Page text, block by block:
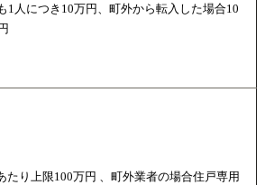
につき10万円、町外から転入した場合10
り上限100万円 、町外業者の場合住戸専用